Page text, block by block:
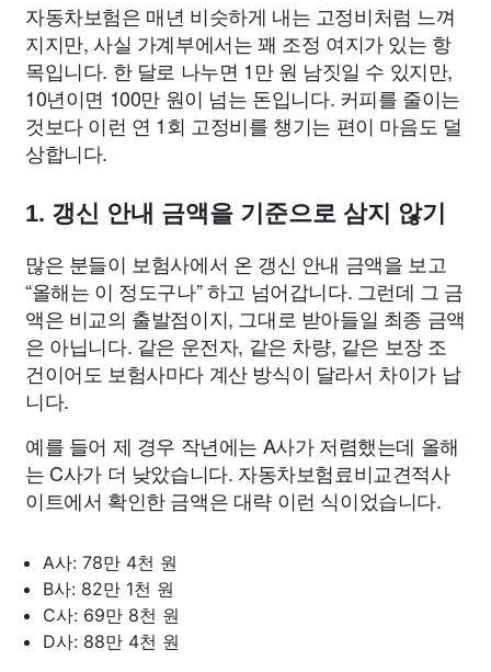
자동차보험은 매년 비슷하게 내는 고정비처럼 느껴
지지만, 사실 가계부에서는 꽤 조정 여지가 있는 항
목입니다. 한 달로 나누면 1만 원 남짓일 수 있지만,
10년이면 100만 원이 넘는 돈입니다. 커피를 줄이는
것보다 이런 연 1회 고정비를 챙기는 편이 마음도 덜
상합니다.
1. 갱신 안내 금액을 기준으로 삼지 않기
많은 분들이 보험사에서 온 갱신 안내 금액을 보고
“올해는 이 정도구나” 하고 넘어갑니다. 그런데 그 금
액은 비교의 출발점이지, 그대로 받아들일 최종 금액
은 아닙니다. 같은 운전자, 같은 차량, 같은 보장 조
건이어도 보험사마다 계산 방식이 달라서 차이가 납
니다.
예를 들어 제 경우 작년에는 A사가 저렴했는데 올해
는 C사가 더 낮았습니다. 자동차보험료비교견적사
이트에서 확인한 금액은 대략 이런 식이었습니다.
A사: 78만 4천 원
B사: 82만 1천 원
C사: 69만 8천 원
D사: 88만 4천 원